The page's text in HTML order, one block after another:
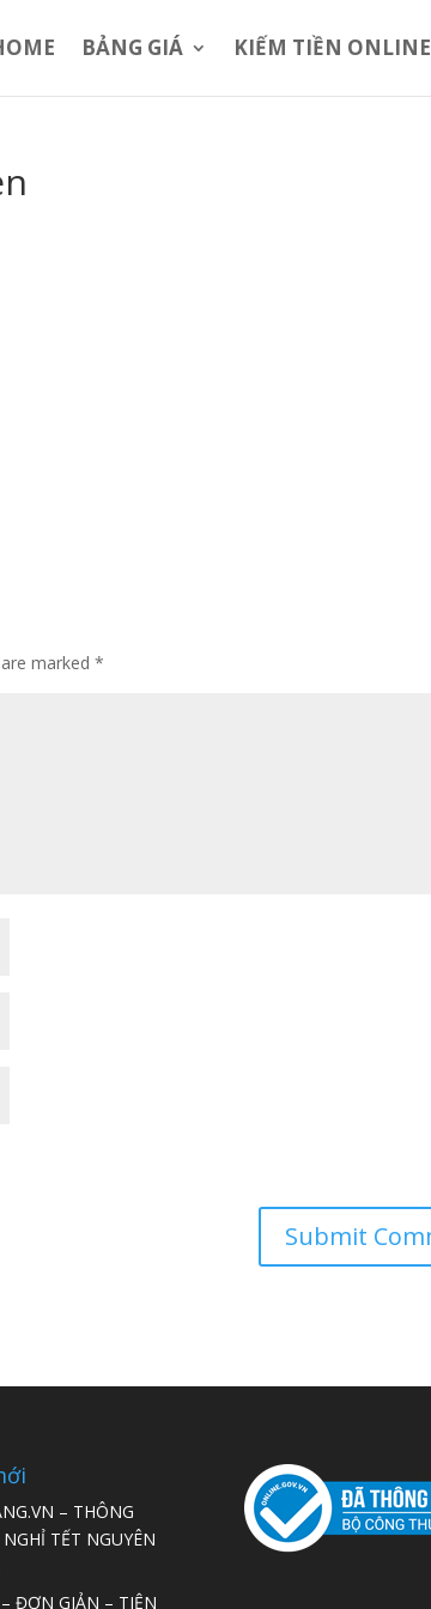
BẢNG GIÁ KIẾM TIỀN ONLINE
are marked*
– THÔNG
TẾT NGUYÊN
ĐƠN GIẢN – TIỆN